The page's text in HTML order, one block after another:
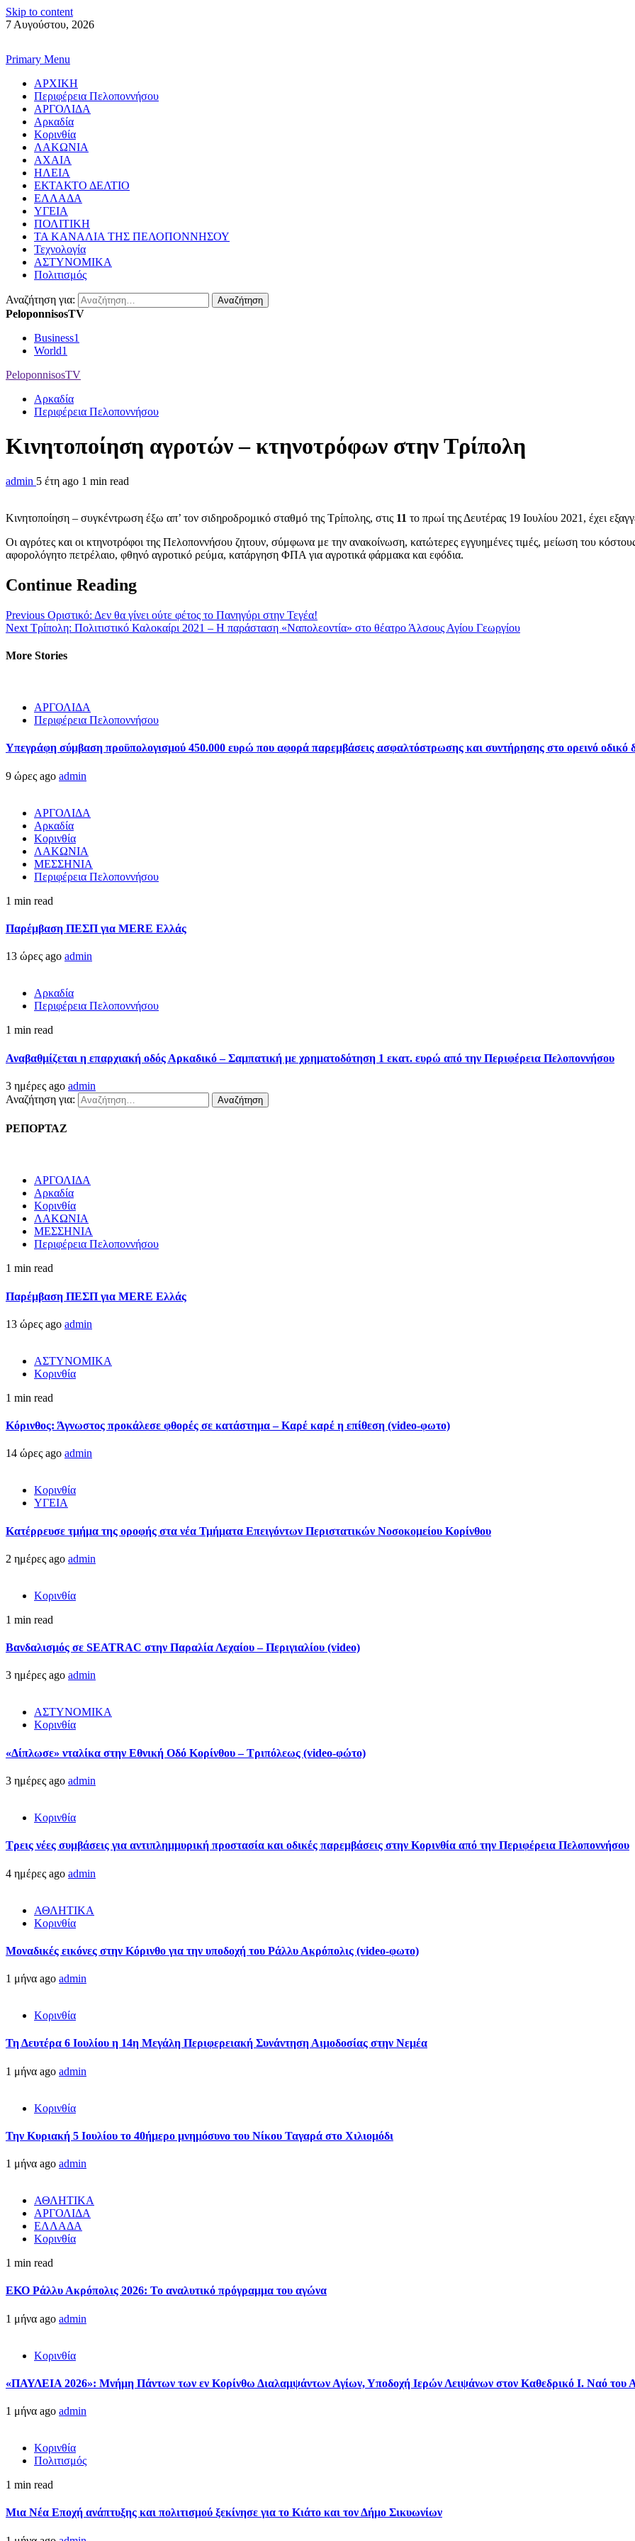
Skip to content
7 Αυγούστου, 2026
Primary Menu
ΑΡΧΙΚΗ
Περιφέρεια Πελοποννήσου
ΑΡΓΟΛΙΔΑ
Αρκαδία
Κορινθία
ΛΑΚΩΝΙΑ
ΑΧΑΙΑ
ΗΛΕΙΑ
ΕΚΤΑΚΤΟ ΔΕΛΤΙΟ
ΕΛΛΑΔΑ
ΥΓΕΙΑ
ΠΟΛΙΤΙΚΗ
ΤΑ ΚΑΝΑΛΙΑ ΤΗΣ ΠΕΛΟΠΟΝΝΗΣΟΥ
Τεχνολογία
ΑΣΤΥΝΟΜΙΚΑ
Πολιτισμός
Αναζήτηση για:
PeloponnisosTV
Business1
World1
PeloponnisosTV
Αρκαδία
Περιφέρεια Πελοποννήσου
Κινητοποίηση αγροτών – κτηνοτρόφων στην Τρίπολη
admin 5 έτη ago 1 min read
Κινητοποίηση – συγκέντρωση έξω απ’ τον σιδηροδρομικό σταθμό της Τρίπολης, στις 11 το πρωί της Δευτέρας 19 Ioυλίου 2021, έχει
Οι αγρότες και οι κτηνοτρόφοι της Πελοποννήσου ζητουν, σύμφωνα με την ανακοίνωση, κατώτερες εγγυημένες τιμές, μείωση του
αφορολόγητο πετρέλαιο, φθηνό αγροτικό ρεύμα, κατάργηση ΦΠΑ για αγροτικά φάρμακα και εφόδια.
Continue Reading
Previous Οριστικό: Δεν θα γίνει ούτε φέτος το Πανηγύρι στην Τεγέα!
Next Τρίπολη: Πολιτιστικό Καλοκαίρι 2021 – Η παράσταση «Ναπολεοντία» στο θέατρο Άλσους Αγίου Γεωργίου
More Stories
ΑΡΓΟΛΙΔΑ
Περιφέρεια Πελοποννήσου
Υπεγράφη σύμβαση προϋπολογισμού 450.000 ευρώ που αφορά παρεμβάσεις ασφαλτόστρωσης και συντήρησης στο ορεινό οδικό
9 ώρες ago admin
ΑΡΓΟΛΙΔΑ
Αρκαδία
Κορινθία
ΛΑΚΩΝΙΑ
ΜΕΣΣΗΝΙΑ
Περιφέρεια Πελοποννήσου
1 min read
Παρέμβαση ΠΕΣΠ για MERE Ελλάς
13 ώρες ago admin
Αρκαδία
Περιφέρεια Πελοποννήσου
1 min read
Αναβαθμίζεται η επαρχιακή οδός Αρκαδικό – Σαμπατική με χρηματοδότηση 1 εκατ. ευρώ από την Περιφέρεια Πελοποννήσου
3 ημέρες ago admin
Αναζήτηση για:
ΡΕΠΟΡΤΑΖ
ΑΡΓΟΛΙΔΑ
Αρκαδία
Κορινθία
ΛΑΚΩΝΙΑ
ΜΕΣΣΗΝΙΑ
Περιφέρεια Πελοποννήσου
1 min read
Παρέμβαση ΠΕΣΠ για MERE Ελλάς
13 ώρες ago admin
ΑΣΤΥΝΟΜΙΚΑ
Κορινθία
1 min read
Κόρινθος: Άγνωστος προκάλεσε φθορές σε κατάστημα – Καρέ καρέ η επίθεση (video-φωτο)
14 ώρες ago admin
Κορινθία
ΥΓΕΙΑ
Kατέρρευσε τμήμα της οροφής στα νέα Τμήματα Επειγόντων Περιστατικών Νοσοκομείου Κορίνθου
2 ημέρες ago admin
Κορινθία
1 min read
Βανδαλισμός σε SEATRAC στην Παραλία Λεχαίου – Περιγιαλίου (video)
3 ημέρες ago admin
ΑΣΤΥΝΟΜΙΚΑ
Κορινθία
«Δίπλωσε» νταλίκα στην Εθνική Oδό Κορίνθου – Τριπόλεως (video-φώτο)
3 ημέρες ago admin
Κορινθία
Τρεις νέες συμβάσεις για αντιπλημμυρική προστασία και οδικές παρεμβάσεις στην Κορινθία από την Περιφέρεια Πελοποννήσου
4 ημέρες ago admin
ΑΘΛΗΤΙΚΑ
Κορινθία
Μοναδικές εικόνες στην Κόρινθο για την υποδοχή του Ράλλυ Ακρόπολις (video-φωτο)
1 μήνα ago admin
Κορινθία
Τη Δευτέρα 6 Ιουλίου η 14η Μεγάλη Περιφερειακή Συνάντηση Αιμοδοσίας στην Νεμέα
1 μήνα ago admin
Κορινθία
Την Κυριακή 5 Ιουλίου το 40ήμερο μνημόσυνο του Νίκου Ταγαρά στο Χιλιομόδι
1 μήνα ago admin
ΑΘΛΗΤΙΚΑ
ΑΡΓΟΛΙΔΑ
ΕΛΛΑΔΑ
Κορινθία
1 min read
ΕΚΟ Ράλλυ Ακρόπολις 2026: Το αναλυτικό πρόγραμμα του αγώνα
1 μήνα ago admin
Κορινθία
«ΠΑΥΛΕΙΑ 2026»: Μνήμη Πάντων των εν Κορίνθω Διαλαμψάντων Αγίων, Υποδοχή Ιερών Λειψάνων στον Καθεδρικό Ι. Ναό του
1 μήνα ago admin
Κορινθία
Πολιτισμός
1 min read
Μια Νέα Εποχή ανάπτυξης και πολιτισμού ξεκίνησε για το Κιάτο και τον Δήμο Σικυωνίων